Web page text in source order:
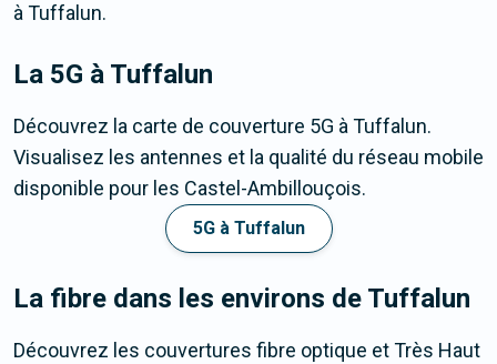
à Tuffalun.
La 5G à Tuffalun
Découvrez la carte de couverture 5G à Tuffalun.
Visualisez les antennes et la qualité du réseau mobile
disponible pour les Castel-Ambillouçois.
5G à Tuffalun
La fibre dans les environs de Tuffalun
Découvrez les couvertures fibre optique et Très Haut